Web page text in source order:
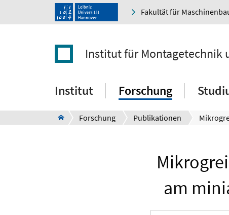
Fakultät für
Institut für Montagetechnik
Institut Forschung
Forschung Publikationen
am